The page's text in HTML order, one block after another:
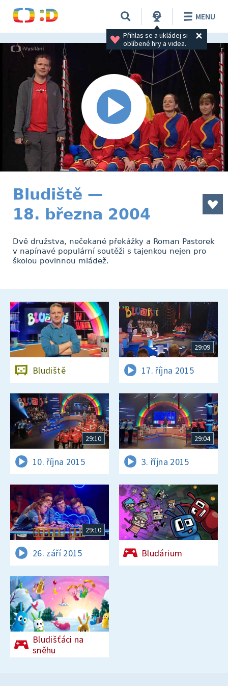
Přihlas se a ukládej si
oblíbené hry a videa.
MENU
Bludiště —
18. března 2004
Dvě družstva, nečekané překážky a Roman Pastorek
v napínavé populární soutěži s tajenkou nejen pro
školou povinnou mládež.
Bludiště
29:09
17. října 2015
29:10
10. října 2015
29:04
3. října 2015
29:10
26. září 2015 Bludárium
Bludišťáci na
sněhu